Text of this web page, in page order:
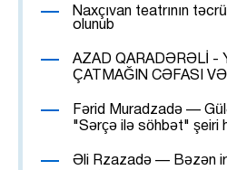
Naxçıvan teatrının
olunub
AZAD QARADƏRƏLİ -
ÇATMAĞIN CƏFASI
Fərid Muradzadə —
"Sərçə ilə söhbət" şeiri
Əli Rzazadə — Bəzən